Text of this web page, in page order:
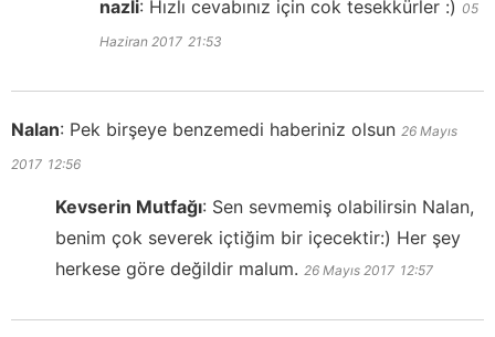
nazli: Hızlı cevabınız için cok tesekkürler :) 05
Haziran 2017 21:53
Nalan: Pek birşeye benzemedi haberiniz olsun 26 Mayıs
2017 12:56
Kevserin Mutfağı: Sen sevmemiş olabilirsin Nalan,
benim çok severek içtiğim bir içecektir:) Her şey
herkese göre değildir malum. 26 Mayıs 2017 12:57